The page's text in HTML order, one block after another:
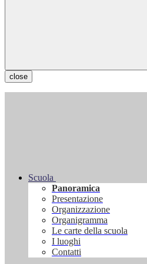
close
Scuola
Panoramica
Presentazione
Organizzazione
Organigramma
Le carte della scuola
I luoghi
Contatti